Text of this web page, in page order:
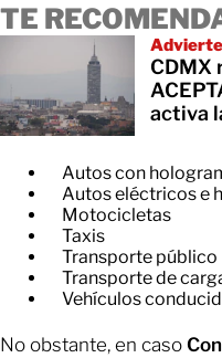
TE
CDMX
activa
Autos con
Autos eléctricos e
Motocicletas
Taxis
Transporte público
Transporte de
Vehículos
No obstante, en caso